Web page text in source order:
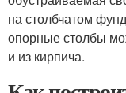
на столбчатом
опорные столбы
и из кирпича.